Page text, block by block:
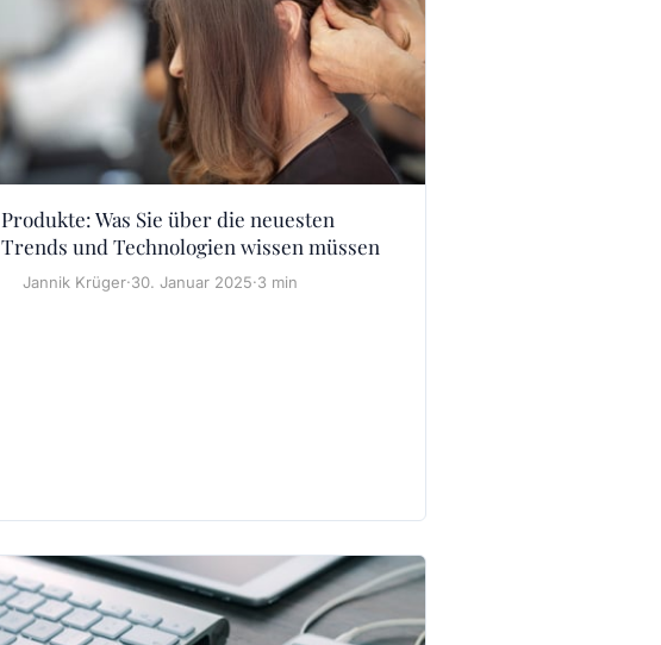
Produkte: Was Sie über die neuesten
Trends und Technologien wissen müssen
Jannik Krüger·30. Januar 2025·3 min